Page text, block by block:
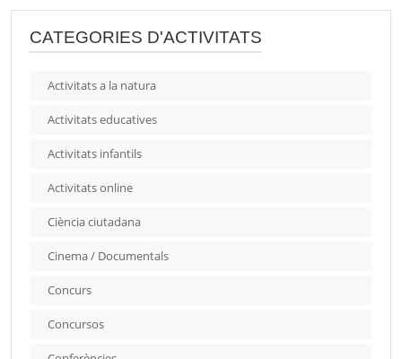
CATEGORIES D'ACTIVITATS
Activitats a la natura
Activitats educatives
Activitats infantils
Activitats online
Ciència ciutadana
Cinema / Documentals
Concurs
Concursos